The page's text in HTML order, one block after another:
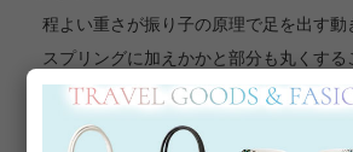
程よい重さが振り子の原理で足を出す動
スプリングに加えかかと部分も丸くす
ズで、筋肉に負担をかけないローリン
です。